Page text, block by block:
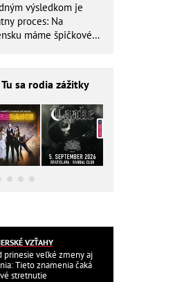
výsledkom je
proces: Na
máme špičkové
Tu sa rodia zážitky
VZŤAHY
prinesie veľké zmeny aj
Tieto znamenia čaká
stretnutie